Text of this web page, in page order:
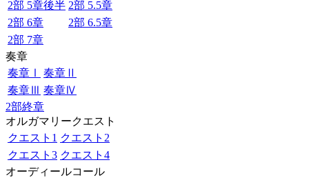
2部 5章後半 2部 5.5章
2部 6章
2部 6.5章
2部 7章
奏章
奏章Ⅰ
奏章Ⅱ
奏章Ⅲ 奏章Ⅳ
2部終章
オルガマリークエスト
クエスト1 クエスト2
クエスト3 クエスト4
オーディールコール